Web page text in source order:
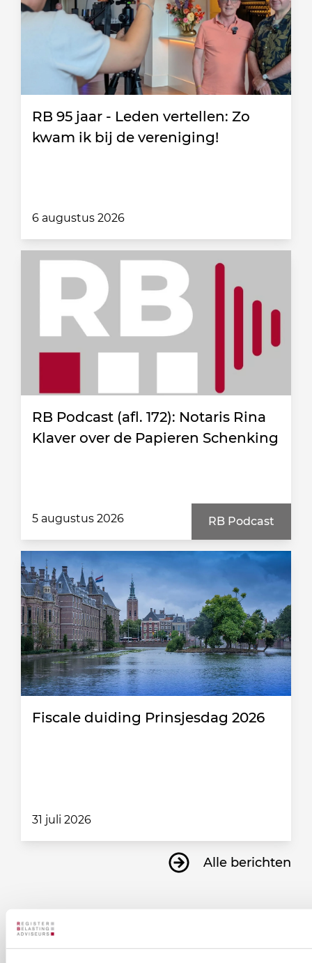
RB 95 jaar - Leden vertellen: Zo
kwam ik bij de vereniging!
6 augustus 2026
RB Podcast (afl. 172): Notaris Rina
Klaver over de Papieren Schenking
5 augustus 2026 RB Podcast
Fiscale duiding Prinsjesdag 2026
31 juli 2026
Alle berichten
Ontvang informatie over de